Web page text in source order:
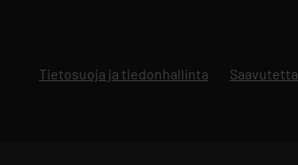
Tietosuoja ja tiedonhallinta Aukeaa